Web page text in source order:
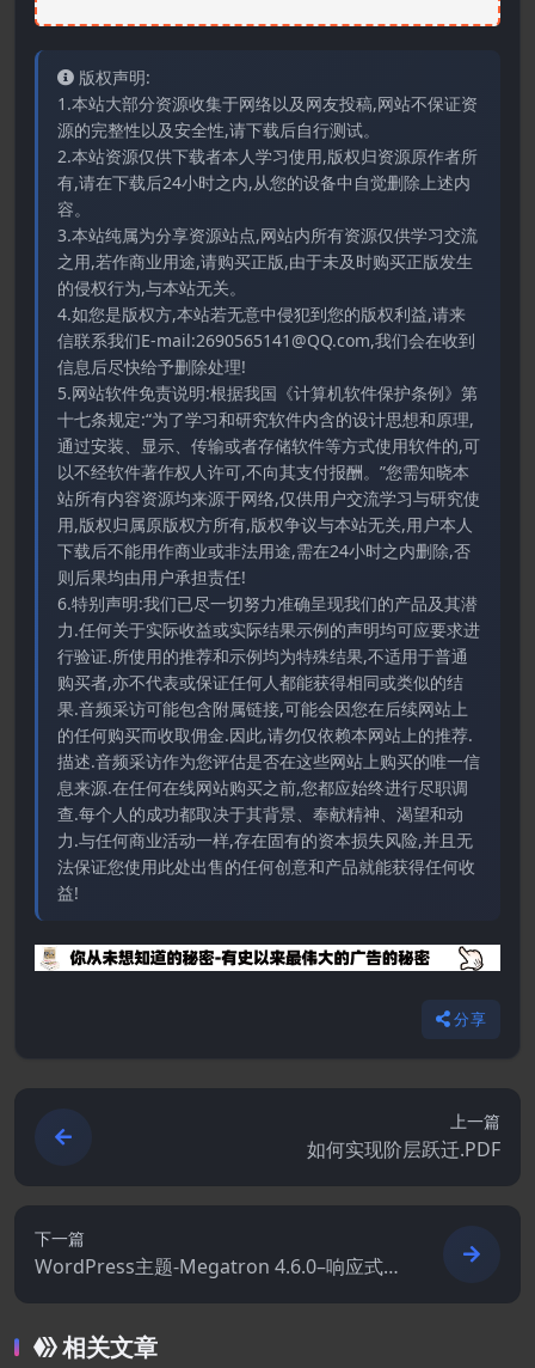
版权声明:
1.本站大部分资源收集于网络以及网友投稿,网站不保证资
源的完整性以及安全性,请下载后自行测试。
2.本站资源仅供下载者本人学习使用,版权归资源原作者所
有,请在下载后24小时之内,从您的设备中自觉删除上述内
容。
3.本站纯属为分享资源站点,网站内所有资源仅供学习交流
之用,若作商业用途,请购买正版,由于未及时购买正版发生
的侵权行为,与本站无关。
4.如您是版权方,本站若无意中侵犯到您的版权利益,请来
信联系我们E-mail:2690565141@QQ.com,我们会在收到
信息后尽快给予删除处理!
5.网站软件免责说明:根据我国《计算机软件保护条例》第
十七条规定:“为了学习和研究软件内含的设计思想和原理,
通过安装、显示、传输或者存储软件等方式使用软件的,可
以不经软件著作权人许可,不向其支付报酬。”您需知晓本
站所有内容资源均来源于网络,仅供用户交流学习与研究使
用,版权归属原版权方所有,版权争议与本站无关,用户本人
下载后不能用作商业或非法用途,需在24小时之内删除,否
则后果均由用户承担责任!
6.特别声明:我们已尽一切努力准确呈现我们的产品及其潜
力.任何关于实际收益或实际结果示例的声明均可应要求进
行验证.所使用的推荐和示例均为特殊结果,不适用于普通
购买者,亦不代表或保证任何人都能获得相同或类似的结
果.音频采访可能包含附属链接,可能会因您在后续网站上
的任何购买而收取佣金.因此,请勿仅依赖本网站上的推荐.
描述.音频采访作为您评估是否在这些网站上购买的唯一信
息来源.在任何在线网站购买之前,您都应始终进行尽职调
查.每个人的成功都取决于其背景、奉献精神、渴望和动
力.与任何商业活动一样,存在固有的资本损失风险,并且无
法保证您使用此处出售的任何创意和产品就能获得任何收
益!
分享
上一篇
如何实现阶层跃迁.PDF
下一篇
WordPress主题-Megatron 4.6.0–响应式多
相关文章